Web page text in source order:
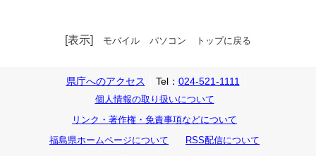
[表示] モバイル パソコン トップに戻る
県庁へのアクセス Tel： 024-521-1111
個人情報の取り扱いについて
リンク・著作権・免責事項などについて
福島県ホームページについて
RSS配信について